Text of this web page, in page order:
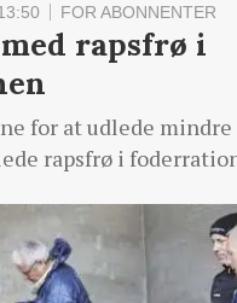
FOR ABONNENTER
rapsfrø i
for at udlede
rapsfrø i